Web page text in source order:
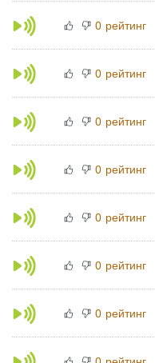
0 рейтинг
0 рейтинг
0 рейтинг
0 рейтинг
0 рейтинг
0 рейтинг
0 рейтинг